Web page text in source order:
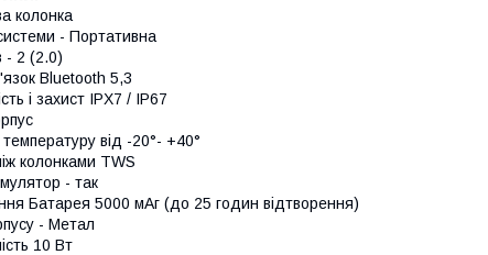
колонка
- Портативна
- 2 (2.0)
Bluetooth 5,3
і захист IPX7 / IP67
від -20°- +40°
колонками TWS
- так
Батарея 5000 мАг (до 25 годин відтворення)
- Метал
10 Вт